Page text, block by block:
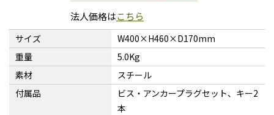
法人価格はこちら
サイズ
W400×H460×D170mm
重量
5.0Kg
素材
スチール
付属品
ビス・アンカープラグセット、キー2
本